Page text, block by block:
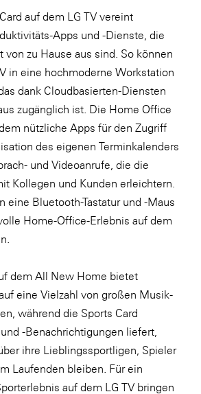
auf dem LG TV vereint
Apps und -Dienste, die
von zu Hause aus sind. So können
in eine hochmoderne Workstation
dank Cloudbasierten-Diensten
zugänglich ist. Die Home Office
nützliche Apps für den Zugriff
des eigenen Terminkalenders
und Videoanrufe, die die
Kollegen und Kunden erleichtern.
eine Bluetooth-Tastatur und -Maus
Home-Office-Erlebnis auf dem
dem All New Home bietet
eine Vielzahl von großen Musik-
während die Sports Card
-Benachrichtigungen liefert,
ihre Lieblingssportligen, Spieler
Laufenden bleiben. Für ein
auf dem LG TV bringen